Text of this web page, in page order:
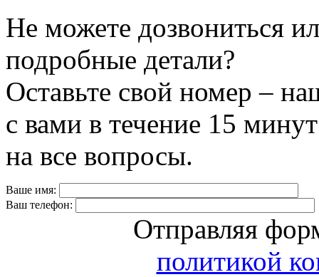
Не можете дозвониться
подробные детали?
Оставьте свой номер –
с вами в течение 15
на все вопросы.
Ваше имя:
Ваш телефон:
Отправляя
политикой